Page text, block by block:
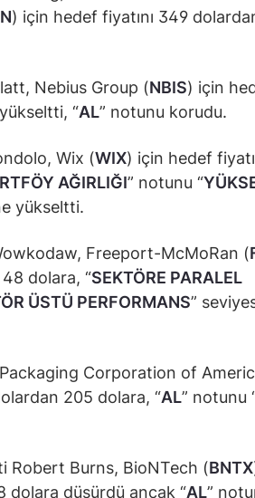
) için hedef fiyatını 349
Nebius Group (NBIS) için
“AL” notunu korudu.
Wix (WIX) için hedef
AĞIRLIĞI” notunu “
yükseltti.
Freeport-McMoRan (
dolara, “SEKTÖRE PARALEL
ÜSTÜ PERFORMANS”
Corporation of
205 dolara, “AL” notunu
Robert Burns, BioNTech (BNTX
dolara düşürdü ancak “AL”